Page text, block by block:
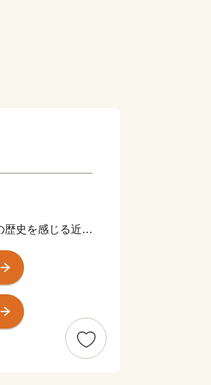
史を感じる近代
れる町です。
鉱山の町として
け継がれていま